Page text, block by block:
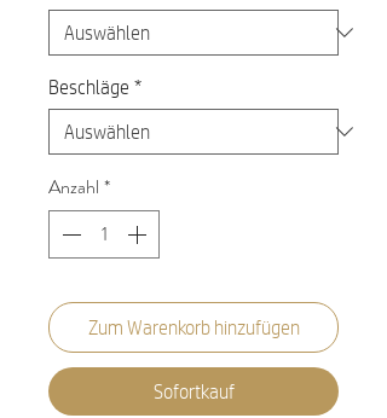
Beschläge *
Anzahl *
Zum Warenkorb hinzufügen
Sofortkauf